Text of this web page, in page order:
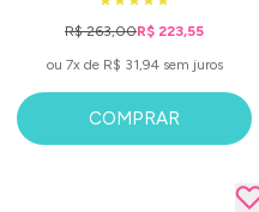
R$ 263,00R$ 223,55
ou 7x de R$ 31,94 sem juros
COMPRAR